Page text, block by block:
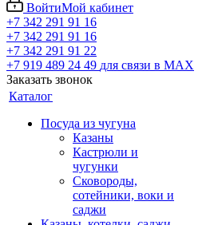
ВойтиМой кабинет
+7 342 291 91 16
+7 342 291 91 16
+7 342 291 91 22
+7 919 489 24 49 для связи в МАХ
Заказать звонок
Каталог
Посуда из чугуна
Казаны
Кастрюли и
чугунки
Сковороды,
сотейники, воки и
саджи